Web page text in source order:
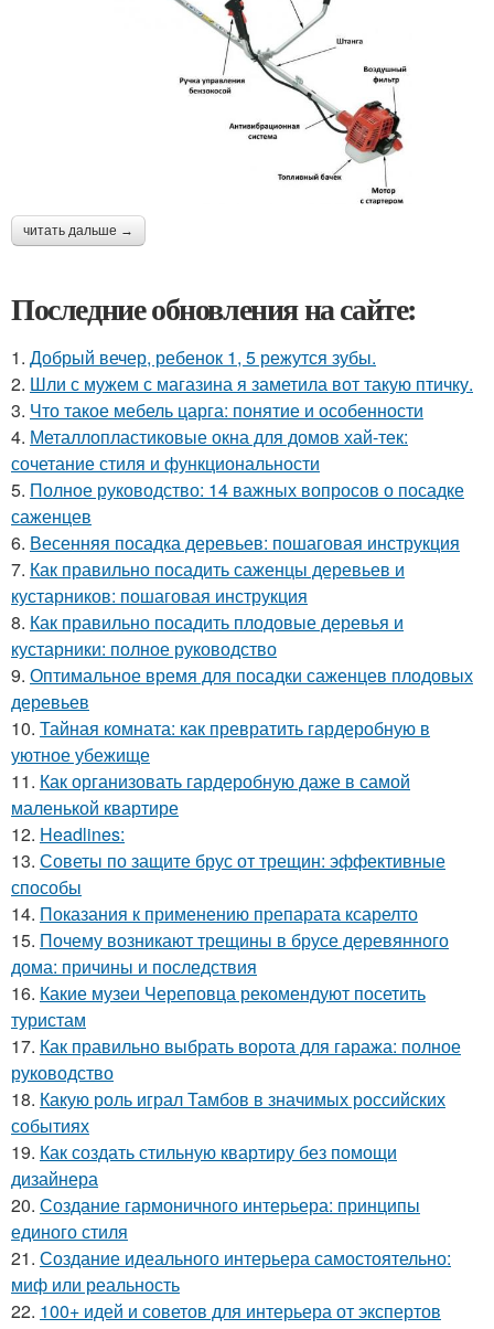
читать дальше →
Последние обновления на сайте:
1. Добрый вечер, ребенок 1, 5 режутся зубы.
2. Шли с мужем с магазина я заметила вот такую птичку.
3. Что такое мебель царга: понятие и особенности
4. Металлопластиковые окна для домов хай-тек:
сочетание стиля и функциональности
5. Полное руководство: 14 важных вопросов о посадке
саженцев
6. Весенняя посадка деревьев: пошаговая инструкция
7. Как правильно посадить саженцы деревьев и
кустарников: пошаговая инструкция
8. Как правильно посадить плодовые деревья и
кустарники: полное руководство
9. Оптимальное время для посадки саженцев плодовых
деревьев
10. Тайная комната: как превратить гардеробную в
уютное убежище
11. Как организовать гардеробную даже в самой
маленькой квартире
12. Headlines:
13. Советы по защите брус от трещин: эффективные
способы
14. Показания к применению препарата ксарелто
15. Почему возникают трещины в брусе деревянного
дома: причины и последствия
16. Какие музеи Череповца рекомендуют посетить
туристам
17. Как правильно выбрать ворота для гаража: полное
руководство
18. Какую роль играл Тамбов в значимых российских
событиях
19. Как создать стильную квартиру без помощи
дизайнера
20. Создание гармоничного интерьера: принципы
единого стиля
21. Создание идеального интерьера самостоятельно:
миф или реальность
22. 100+ идей и советов для интерьера от экспертов